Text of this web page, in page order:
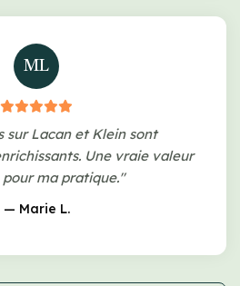
ML
sur Lacan et Klein sont
Une vraie valeur
ma pratique."
— Marie L.